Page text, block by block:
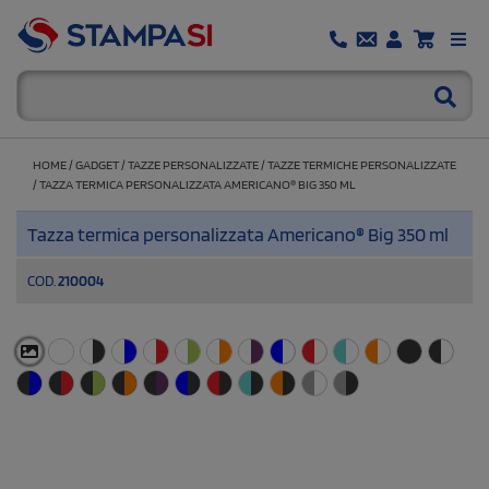
HOME /GADGET /TAZZE PERSONALIZZATE /TAZZE TERMICHE PERSONALIZZATE
/TAZZA TERMICA PERSONALIZZATA AMERICANO® BIG 350 ML
Tazza termica personalizzata Americano® Big 350 ml
COD. 210004